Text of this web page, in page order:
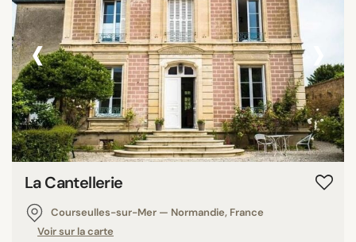
‹ ›
La Cantellerie
Courseulles-sur-Mer — Normandie, France
Voir sur la carte